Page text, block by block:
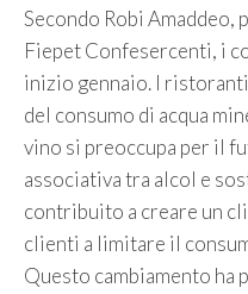
Secondo Robi
Fiepet Confesercenti, i
inizio gennaio. I
del consumo di acqua
vino si preoccupa per il
associativa tra alcol e
contribuito a creare un
clienti a limitare il
Questo cambiamento ha